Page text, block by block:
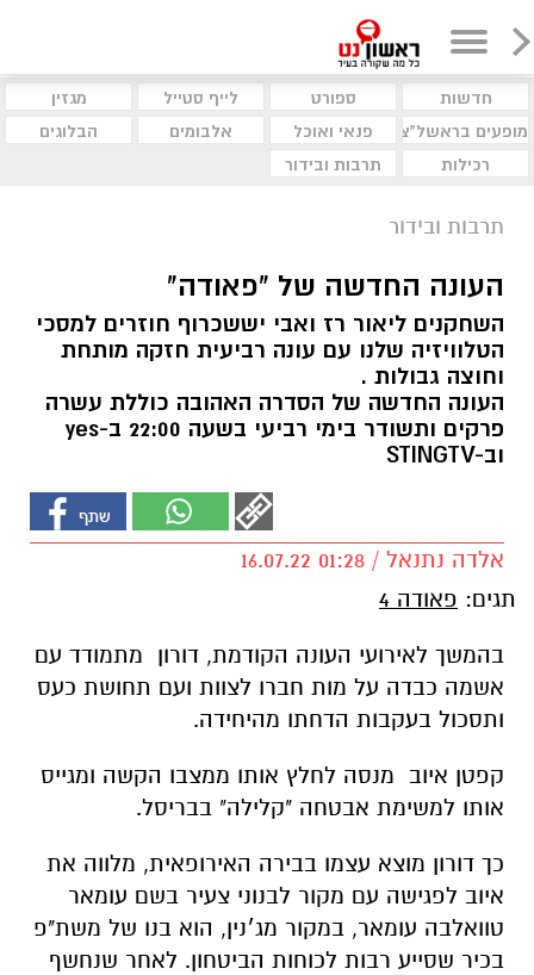
חדשות ספורט לייף סטייל
מגזין
מופעים בראשל"צ
פנאי ואוכל אלבומים
הבלוגים
רכילות
תרבות ובידור
תרבות ובידור
העונה החדשה של "פאודה"
השחקנים ליאור רז ואבי יששכרוף חוזרים למסכי
הטלוויזיה שלנו עם עונה רביעית חזקה מותחת
וחוצה גבולות .
העונה החדשה של הסדרה האהובה כוללת עשרה
פרקים ותשודר בימי רביעי בשעה 22:00 ב-yes
וב-STINGTV
אלדה נתנאל / 01:28 16.07.22
תגים: פאודה 4
בהמשך לאירועי העונה הקודמת, דורון מתמודד עם
אשמה כבדה על מות חברו לצוות ועם תחושת כעס
ותסכול בעקבות הדחתו מהיחידה.
קפטן איוב מנסה לחלץ אותו ממצבו הקשה ומגייס
אותו למשימת אבטחה "קלילה" בבריסל.
כך דורון מוצא עצמו בבירה האירופאית, מלווה את
איוב לפגישה עם מקור לבנוני צעיר בשם עומאר
טוואלבה עומאר, במקור מג׳נין, הוא בנו של משת"פ
בכיר שסייע רבות לכוחות הביטחון. לאחר שנחשף